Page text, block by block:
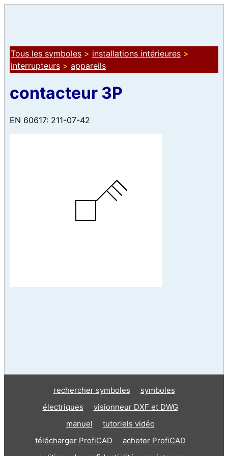
Tous les symboles > installations intérieures >
interrupteurs > appareils
contacteur 3P
EN 60617: 211-07-42
rechercher symboles
symboles
électriques
visionneur DXF et DWG
manuel
tutoriels vidéo
télécharger ProfiCAD
acheter ProfiCAD